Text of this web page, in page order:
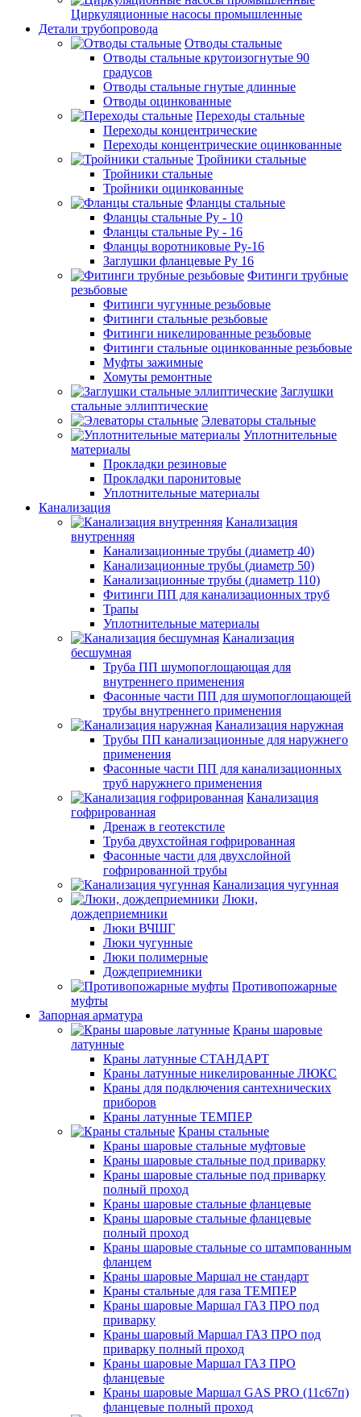
Циркуляционные насосы промышленные
Детали трубопровода
Отводы стальные
Отводы стальные крутоизогнутые 90
градусов
Отводы стальные гнутые длинные
Отводы оцинкованные
Переходы стальные
Переходы концентрические
Переходы концентрические оцинкованные
Тройники стальные
Тройники стальные
Тройники оцинкованные
Фланцы стальные
Фланцы стальные Ру - 10
Фланцы стальные Ру - 16
Фланцы воротниковые Ру-16
Заглушки фланцевые Ру 16
Фитинги трубные
резьбовые
Фитинги чугунные резьбовые
Фитинги стальные резьбовые
Фитинги никелированные резьбовые
Фитинги стальные оцинкованные резьбовые
Муфты зажимные
Хомуты ремонтные
Заглушки
стальные эллиптические
Элеваторы стальные
Уплотнительные
материалы
Прокладки резиновые
Прокладки паронитовые
Уплотнительные материалы
Канализация
Канализация
внутренняя
Канализационные трубы (диаметр 40)
Канализационные трубы (диаметр 50)
Канализационные трубы (диаметр 110)
Фитинги ПП для канализационных труб
Трапы
Уплотнительные материалы
Канализация
бесшумная
Труба ПП шумопоглощающая для
внутреннего применения
Фасонные части ПП для шумопоглощающей
трубы внутреннего применения
Канализация наружная
Трубы ПП канализационные для наружнего
применения
Фасонные части ПП для канализационных
труб наружнего применения
Канализация
гофрированная
Дренаж в геотекстиле
Труба двухстойная гофрированная
Фасонные части для двухслойной
гофрированной трубы
Канализация чугунная
Люки,
дождеприемники
Люки ВЧШГ
Люки чугунные
Люки полимерные
Дождеприемники
Противопожарные
муфты
Запорная арматура
Краны шаровые
латунные
Краны латунные СТАНДАРТ
Краны латунные никелированные ЛЮКС
Краны для подключения сантехнических
приборов
Краны латунные ТЕМПЕР
Краны стальные
Краны шаровые стальные муфтовые
Краны шаровые стальные под приварку
Краны шаровые стальные под приварку
полный проход
Краны шаровые стальные фланцевые
Краны шаровые стальные фланцевые
полный проход
Краны шаровые стальные со штампованным
фланцем
Краны шаровые Маршал не стандарт
Краны стальные для газа ТЕМПЕР
Краны шаровые Маршал ГАЗ ПРО под
приварку
Краны шаровый Маршал ГАЗ ПРО под
приварку полный проход
Краны шаровые Маршал ГАЗ ПРО
фланцевые
Краны шаровые Маршал GAS PRO (11с67п)
фланцевые полный проход